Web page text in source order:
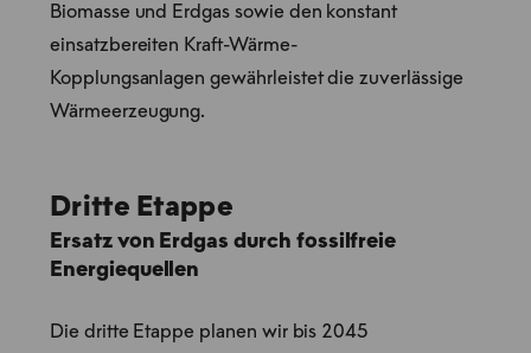
Biomasse und Erdgas sowie den konstant
einsatzbereiten Kraft-Wärme-
Kopplungsanlagen gewährleistet die zuverlässige
Wärmeerzeugung.
Dritte Etappe
Ersatz von Erdgas durch fossilfreie
Energiequellen
Die dritte Etappe planen wir bis 2045